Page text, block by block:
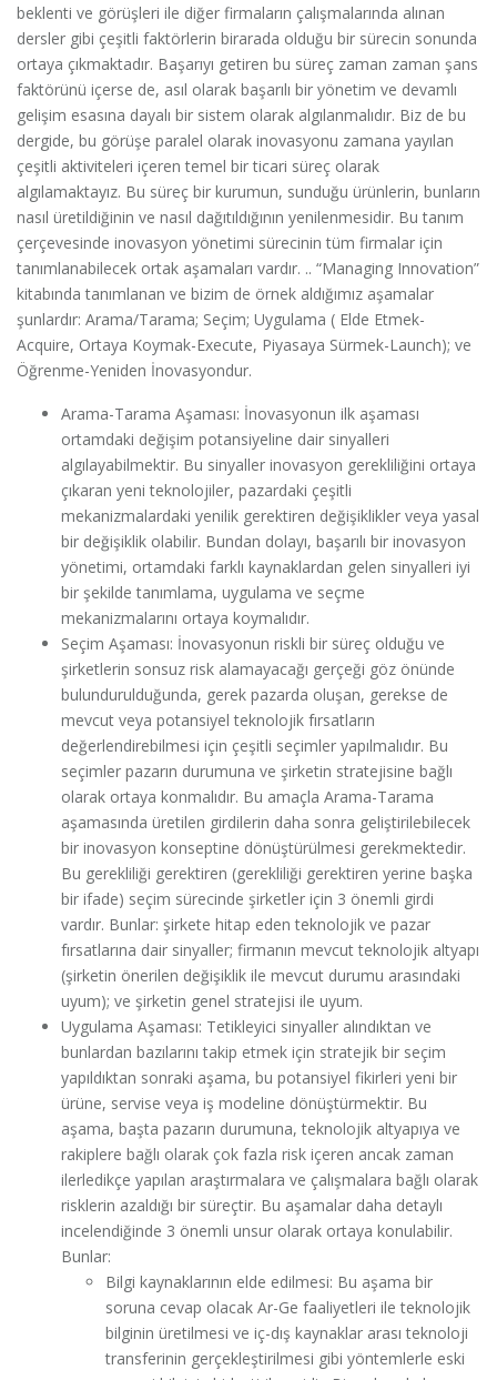
beklenti ve görüşleri ile diğer firmaların çalışmalarında alınan
dersler gibi çeşitli faktörlerin birarada olduğu bir sürecin sonunda
ortaya çıkmaktadır. Başarıyı getiren bu süreç zaman zaman şans
faktörünü içerse de, asıl olarak başarılı bir yönetim ve devamlı
gelişim esasına dayalı bir sistem olarak algılanmalıdır. Biz de bu
dergide, bu görüşe paralel olarak inovasyonu zamana yayılan
çeşitli aktiviteleri içeren temel bir ticari süreç olarak
algılamaktayız. Bu süreç bir kurumun, sunduğu ürünlerin, bunların
nasıl üretildiğinin ve nasıl dağıtıldığının yenilenmesidir. Bu tanım
çerçevesinde inovasyon yönetimi sürecinin tüm firmalar için
tanımlanabilecek ortak aşamaları vardır. .. “Managing Innovation”
kitabında tanımlanan ve bizim de örnek aldığımız aşamalar
şunlardır: Arama/Tarama; Seçim; Uygulama ( Elde Etmek-
Acquire, Ortaya Koymak-Execute, Piyasaya Sürmek-Launch); ve
Öğrenme-Yeniden İnovasyondur.
Arama-Tarama Aşaması: İnovasyonun ilk aşaması
ortamdaki değişim potansiyeline dair sinyalleri
algılayabilmektir. Bu sinyaller inovasyon gerekliliğini ortaya
çıkaran yeni teknolojiler, pazardaki çeşitli
mekanizmalardaki yenilik gerektiren değişiklikler veya yasal
bir değişiklik olabilir. Bundan dolayı, başarılı bir inovasyon
yönetimi, ortamdaki farklı kaynaklardan gelen sinyalleri iyi
bir şekilde tanımlama, uygulama ve seçme
mekanizmalarını ortaya koymalıdır.
Seçim Aşaması: İnovasyonun riskli bir süreç olduğu ve
şirketlerin sonsuz risk alamayacağı gerçeği göz önünde
bulundurulduğunda, gerek pazarda oluşan, gerekse de
mevcut veya potansiyel teknolojik fırsatların
değerlendirebilmesi için çeşitli seçimler yapılmalıdır. Bu
seçimler pazarın durumuna ve şirketin stratejisine bağlı
olarak ortaya konmalıdır. Bu amaçla Arama-Tarama
aşamasında üretilen girdilerin daha sonra geliştirilebilecek
bir inovasyon konseptine dönüştürülmesi gerekmektedir.
Bu gerekliliği gerektiren (gerekliliği gerektiren yerine başka
bir ifade) seçim sürecinde şirketler için 3 önemli girdi
vardır. Bunlar: şirkete hitap eden teknolojik ve pazar
fırsatlarına dair sinyaller; firmanın mevcut teknolojik altyapı
(şirketin önerilen değişiklik ile mevcut durumu arasındaki
uyum); ve şirketin genel stratejisi ile uyum.
Uygulama Aşaması: Tetikleyici sinyaller alındıktan ve
bunlardan bazılarını takip etmek için stratejik bir seçim
yapıldıktan sonraki aşama, bu potansiyel fikirleri yeni bir
ürüne, servise veya iş modeline dönüştürmektir. Bu
aşama, başta pazarın durumuna, teknolojik altyapıya ve
rakiplere bağlı olarak çok fazla risk içeren ancak zaman
ilerledikçe yapılan araştırmalara ve çalışmalara bağlı olarak
risklerin azaldığı bir süreçtir. Bu aşamalar daha detaylı
incelendiğinde 3 önemli unsur olarak ortaya konulabilir.
Bunlar:
Bilgi kaynaklarının elde edilmesi: Bu aşama bir
soruna cevap olacak Ar-Ge faaliyetleri ile teknolojik
bilginin üretilmesi ve iç-dış kaynaklar arası teknoloji
transferinin gerçekleştirilmesi gibi yöntemlerle eski